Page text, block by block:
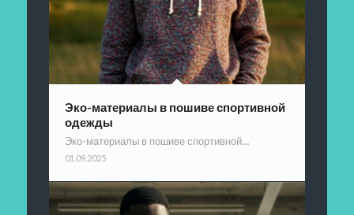
Эко-материалы в пошиве спортивной
одежды
Эко-материалы в пошиве спортивной…
01.09.2025